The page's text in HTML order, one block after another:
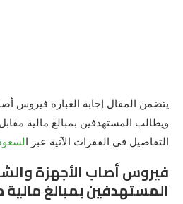
يتضمن المقال إجابة العبارة فيروس
ويطالب المستهدفين بمبالغ مالية
التفاصيل في الفقرات الآتية عبر ا
فيروس أصاب الأجهزة
المستهدفين بمبالغ مالية